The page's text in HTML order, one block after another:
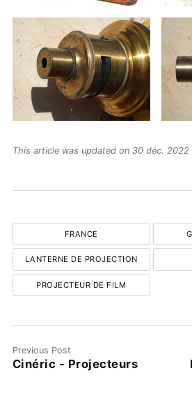
This article was updated on 30 déc. 2022
FRANCE
LANTERNE DE PROJECTION
PROJECTEUR DE FILM
Previous Post
Cinéric - Projecteurs